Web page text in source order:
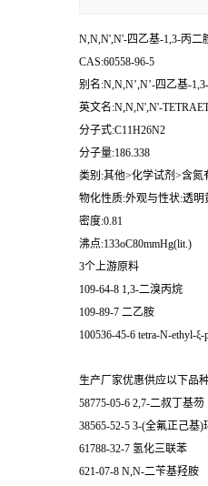
N,N,N',N'-四乙基-1,3-丙二
CAS:60558-96-5
别名:N,N,N’,N’-四乙基-
英文名:N,N,N',N'-
分子式:C11H26N2
分子量:186.338
类别:其他>化学试剂>含氮
物化性质:外观与性状:透明
密度:0.81
沸点:133oC80mmHg(lit.)
3个上游原料
109-64-8 1,3-二溴丙烷
109-89-7 二乙胺
100536-45-6 tetra-N-ethyl-ξ-
生产厂家优惠供应以下品
58775-05-6 2,7-二叔丁基芴
38565-52-5 3-(全氟正己基)
61788-32-7 氢化三联苯
621-07-8 N,N-二苄基羟胺